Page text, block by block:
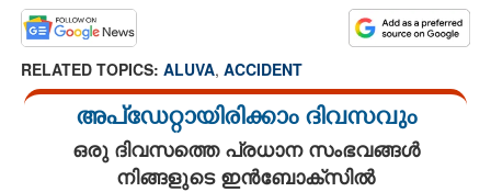
RELATED TOPICS: ALUVA, ACCIDENT
അപ്ഡേറ്റായിരിക്കാം ദിവസവും
ഒരു ദിവസത്തെ പ്രധാന സംഭവങ്ങൾ
നിങ്ങളുടെ ഇൻബോക്സിൽ